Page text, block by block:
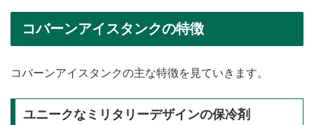
コバーンアイスタンクの特徴
コバーンアイスタンクの主な特徴を見ていきます。
ユニークなミリタリーデザインの保冷剤